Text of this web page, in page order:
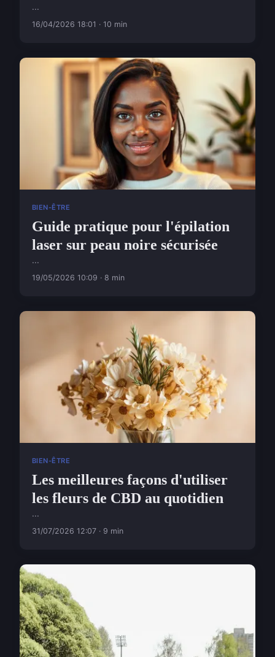
...
16/04/2026 18:01 · 10 min
BIEN-ÊTRE
Guide pratique pour l'épilation
laser sur peau noire sécurisée
...
19/05/2026 10:09 · 8 min
BIEN-ÊTRE
Les meilleures façons d'utiliser
les fleurs de CBD au quotidien
...
31/07/2026 12:07 · 9 min